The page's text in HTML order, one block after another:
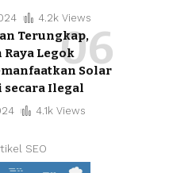
4.2k Views
Terungkap,
Raya Legok
Solar
secara Ilegal
4.1k Views
SEO